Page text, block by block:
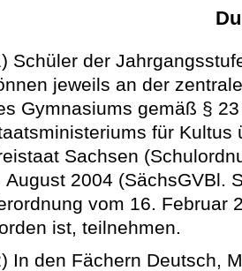
Schüler der
jeweils an der
Gymnasiums gemäß §
für
Sachsen
August 2004 (SächsGVBl.
vom 16. Februar
ist, teilnehmen.
In den Fächern Deutsch,